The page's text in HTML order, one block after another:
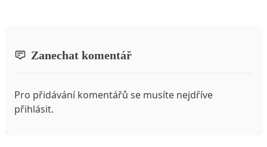
Zanechat komentář
Pro přidávání komentářů se musíte nejdříve
přihlásit.